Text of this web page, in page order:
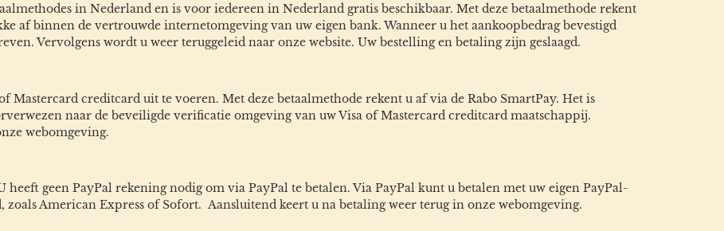
in Nederland en is voor iedereen in Nederland gratis beschikbaar. Met deze betaalmethode rekent
af binnen de vertrouwde internetomgeving van uw eigen bank. Wanneer u het aankoopbedrag bevestigd
Vervolgens wordt u weer teruggeleid naar onze website. Uw bestelling en betaling zijn geslaagd.
Mastercard creditcard uit te voeren. Met deze betaalmethode rekent u af via de Rabo SmartPay. Het is
naar de beveiligde verificatie omgeving van uw Visa of Mastercard creditcard maatschappij.
webomgeving.
geen PayPal rekening nodig om via PayPal te betalen. Via PayPal kunt u betalen met uw eigen PayPal-
American Express of Sofort. Aansluitend keert u na betaling weer terug in onze webomgeving.